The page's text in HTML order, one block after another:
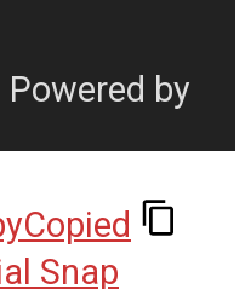
by
Copied
Snap